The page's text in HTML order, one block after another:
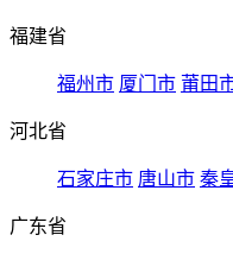
福建省
福州市 厦门市 莆田
河北省
石家庄市 唐山市 秦
广东省